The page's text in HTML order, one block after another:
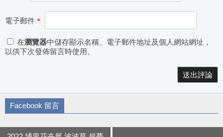
電子郵件 *
在瀏覽器中儲存顯示名稱、電子郵件地址及個人網站網址，
以供下次發佈留言時使用。
Facebook 留言